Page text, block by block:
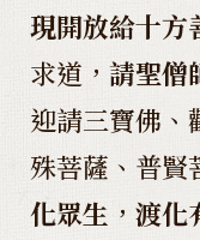
現開放給十方
求道， 請聖僧
迎請三寶佛、
殊菩薩、普賢
化眾生 ， 渡化